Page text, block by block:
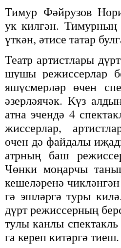
Ти­мур Фәй­ру­зов
ук кил­гән. Ти­мур­ның
үт­кән, әти­се та­тар
Те­атр ар­тист­ла­ры
шу­шы ре­жис­сер­лар
яшүс­мер­ләр өчен
әзер­лә­я­чәк. Күз
ат­на эчен­дә 4
жис­сер­лар,
өчен дә фай­да­лы
атр­ның баш
Чөн­ки мо­ңар­чы
ке­ше­лә­ре­нә
гә эш­ләр­гә ту­ры
дүрт ре­жис­сер­ның
ту­лы кан­лы
га ке­реп ки­тәр­гә ти­еш.